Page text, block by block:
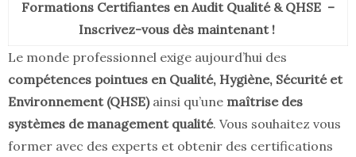
Formations Certifiantes en Audit Qualité & QHSE –
Inscrivez-vous dès maintenant !
Le monde professionnel exige aujourd’hui des
compétences pointues en Qualité, Hygiène, Sécurité et
Environnement (QHSE)ainsi qu’une maîtrise des
systèmes de management qualité. Vous souhaitez vous
former avec des experts et obtenir des certifications